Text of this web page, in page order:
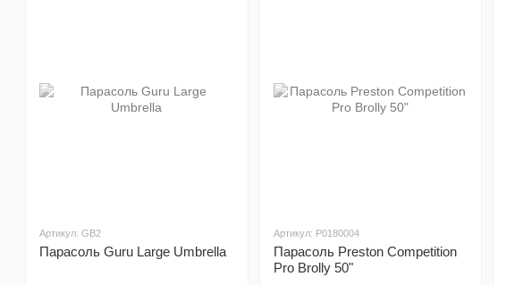
Артикул: GB2
Парасоль Guru Large Umbrella
Артикул: P0180004
Парасоль Preston Competition
Pro Brolly 50"